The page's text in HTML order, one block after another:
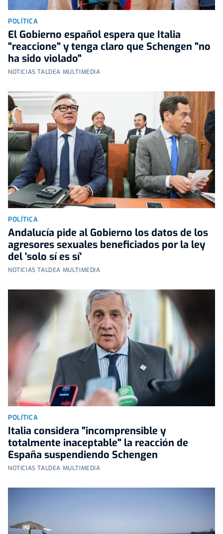
POLÍTICA
El Gobierno español espera que Italia
"reaccione" y tenga claro que Schengen "no
ha sido violado"
NOTICIAS TALDEA MULTIMEDIA
POLÍTICA
Andalucía pide al Gobierno los datos de los
agresores sexuales beneficiados por la ley
del 'solo sí es sí'
NOTICIAS TALDEA MULTIMEDIA
POLÍTICA
Italia considera "incomprensible y
totalmente inaceptable" la reacción de
España suspendiendo Schengen
NOTICIAS TALDEA MULTIMEDIA